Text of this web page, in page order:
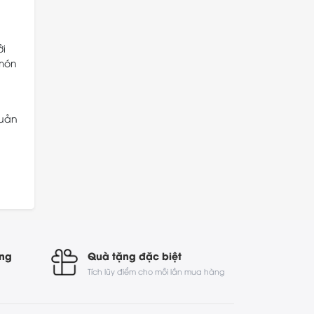
Quà tặng đặc biệt
Tích lũy điểm cho mỗi lần mua hàng